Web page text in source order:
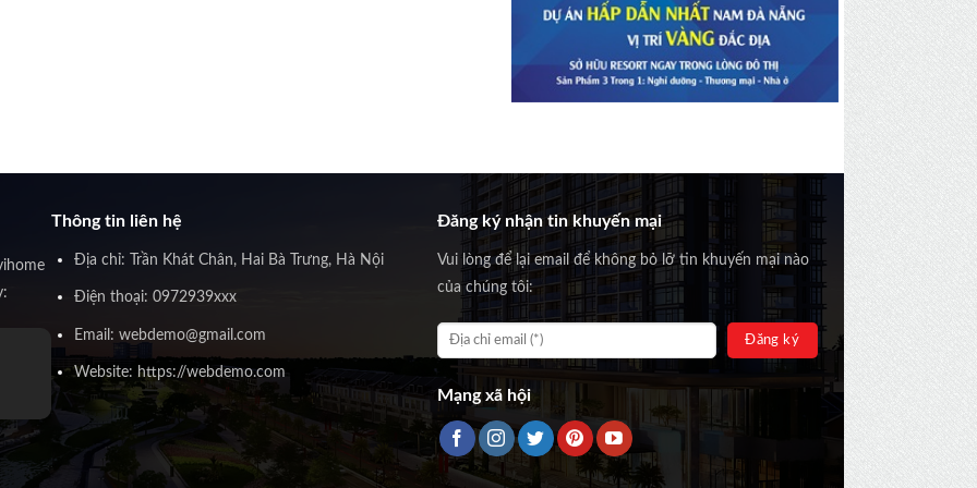
Thông tin liên hệ
Địa chỉ: Trần Khát Chân, Hai Bà Trưng, Hà Nội
Điện thoại: 0972939xxx
Email: webdemo@gmail.com
Website: https://webdemo.com
Đăng ký nhận tin khuyến mại
Vui lòng để lại email để không bỏ lỡ tin khuyến mại nào
của chúng tôi:
Mạng xã hội